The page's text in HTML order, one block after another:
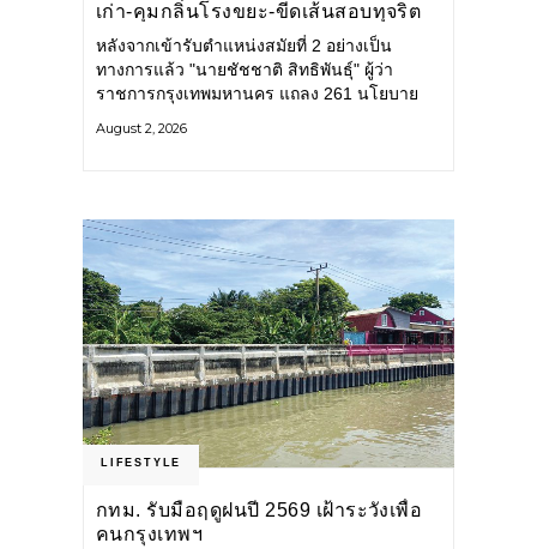
เก่า-คุมกลิ่นโรงขยะ-ขีดเส้นสอบทุจริต
หลังจากเข้ารับตำแหน่งสมัยที่ 2 อย่างเป็น
ทางการแล้ว "นายชัชชาติ สิทธิพันธุ์" ผู้ว่า
ราชการกรุงเทพมหานคร แถลง 261 นโยบาย
ยุทธศาสตร์ จัดทำตัวชี้วัด
August 2, 2026
LIFESTYLE
กทม. รับมือฤดูฝนปี 2569 เฝ้าระวังเพื่อ
คนกรุงเทพฯ